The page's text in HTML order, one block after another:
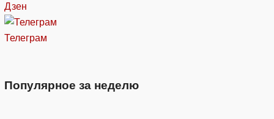
Дзен
Телеграм
Популярное за неделю